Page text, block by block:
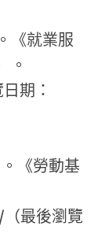
《就業服
。
期：
《勞動基
最後瀏覽